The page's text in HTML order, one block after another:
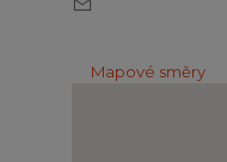
Mapové směry